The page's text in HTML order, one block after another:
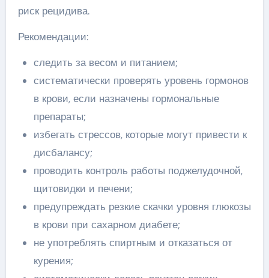
риск рецидива.
Рекомендации:
следить за весом и питанием;
систематически проверять уровень гормонов
в крови, если назначены гормональные
препараты;
избегать стрессов, которые могут привести к
дисбалансу;
проводить контроль работы поджелудочной,
щитовидки и печени;
предупреждать резкие скачки уровня глюкозы
в крови при сахарном диабете;
не употреблять спиртным и отказаться от
курения;